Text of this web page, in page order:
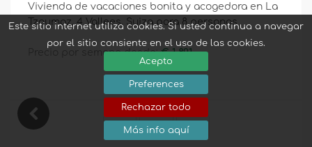
Este sitio internet utiliza cookies. Si usted continua a navegar
por el sitio consiente en el uso de las cookies.
Acepto
Preferences
Rechazar todo
Más info aquí
Vivienda de vacaciones bonita y acogedora en La
Tzoumaz, 4 Vallees, Suiza para 8 personas
Precio por semana desde:€ 1.891
4 3